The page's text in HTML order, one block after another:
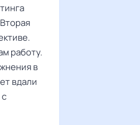
работу.
в
вдали